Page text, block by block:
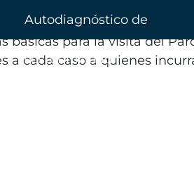
Autodiagnóstico de
sostenibilidad
básicas para la visita del
a cada caso a quienes